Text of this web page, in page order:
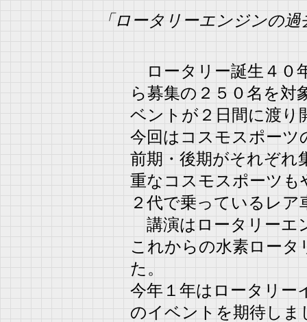
「ロータリーエンジンの
ロータリー誕生４０
ら募集の２５０名を対
ベントが２日間に渡り
今回はコスモスポーツ
前期・後期がそれぞれ
重なコスモスポーツ
２代で乗っているレア
講演はロータリーエ
これからの水素ロー
た。
今年１年はロータリー
のイベントを期待しま